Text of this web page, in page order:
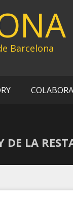
Barcelona
DE LA